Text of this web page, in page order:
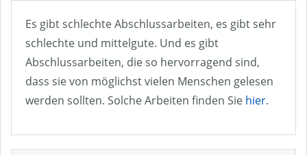
Es gibt schlechte Abschlussarbeiten, es gibt sehr
schlechte und mittelgute. Und es gibt
Abschlussarbeiten, die so hervorragend sind,
dass sie von möglichst vielen Menschen gelesen
werden sollten. Solche Arbeiten finden Sie hier.